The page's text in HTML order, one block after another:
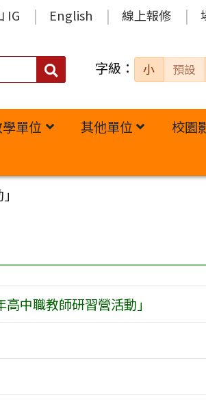
IG English 線上報修
搜
字級： 小 預設
單位 其他單位 校園
中職教師研習營活動」